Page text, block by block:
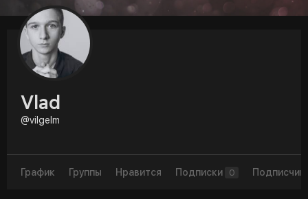
Vlad
@vilgelm
График Группы Нравится Подписки 0